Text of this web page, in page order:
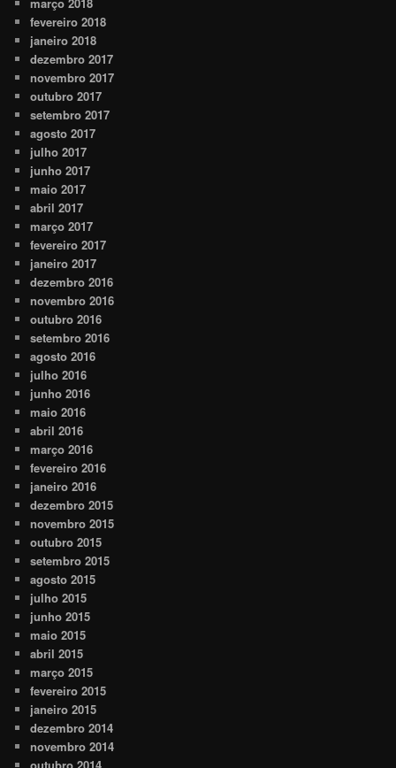
fevereiro 2018
janeiro 2018
dezembro 2017
novembro 2017
outubro 2017
setembro 2017
agosto 2017
julho 2017
junho 2017
maio 2017
abril 2017
março 2017
fevereiro 2017
janeiro 2017
dezembro 2016
novembro 2016
outubro 2016
setembro 2016
agosto 2016
julho 2016
junho 2016
maio 2016
abril 2016
março 2016
fevereiro 2016
janeiro 2016
dezembro 2015
novembro 2015
outubro 2015
setembro 2015
agosto 2015
julho 2015
junho 2015
maio 2015
abril 2015
março 2015
fevereiro 2015
janeiro 2015
dezembro 2014
novembro 2014